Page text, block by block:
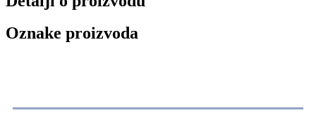
Oznake proizvoda